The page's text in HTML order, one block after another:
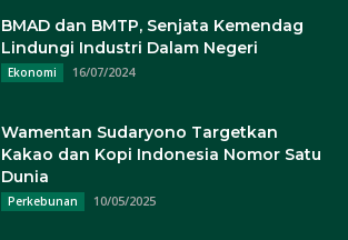
BMAD dan BMTP, Senjata Kemendag
Lindungi Industri Dalam Negeri
Ekonomi 16/07/2024
Wamentan Sudaryono Targetkan
Kakao dan Kopi Indonesia Nomor Satu
Dunia
Perkebunan 10/05/2025